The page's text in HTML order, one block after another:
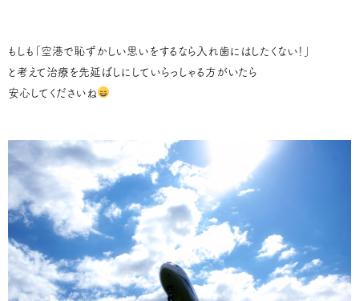
もしも「空港で恥ずかしい思いをするなら入れ歯にはしたくない！」
と考えて治療を先延ばしにしていらっしゃる方がいたら
安心してくださいね